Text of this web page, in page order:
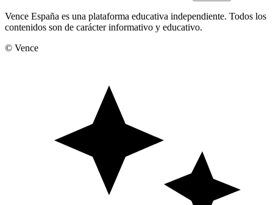
Vence España es una plataforma educativa independiente. Todos los
contenidos son de carácter informativo y educativo.
© Vence